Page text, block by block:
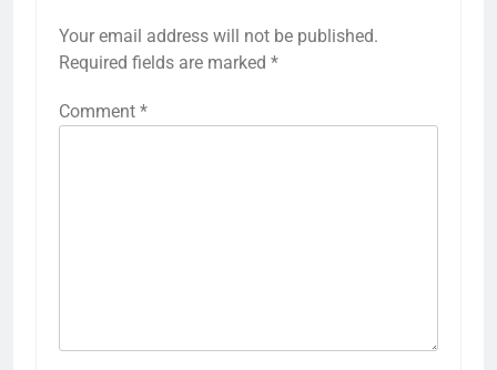
Your email address will not be published.
Required fields are marked *
Comment *